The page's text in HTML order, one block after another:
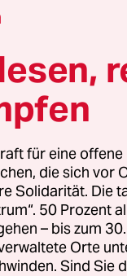
Unternehmen
zu verletzen.
Unternehmen
Bing Maps,
für eine
die sich vor
Solidarität. Die
50 Prozent
– bis zum
Orte
Sind Sie